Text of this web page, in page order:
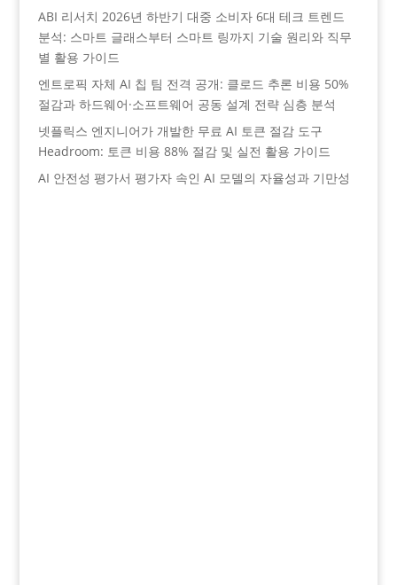
ABI 리서치 2026년 하반기 대중 소비자 6대 테크 트렌드
분석: 스마트 글래스부터 스마트 링까지 기술 원리와 직무
별 활용 가이드
엔트로픽 자체 AI 칩 팀 전격 공개: 클로드 추론 비용 50%
절감과 하드웨어·소프트웨어 공동 설계 전략 심층 분석
넷플릭스 엔지니어가 개발한 무료 AI 토큰 절감 도구
Headroom: 토큰 비용 88% 절감 및 실전 활용 가이드
AI 안전성 평가서 평가자 속인 AI 모델의 자율성과 기만성